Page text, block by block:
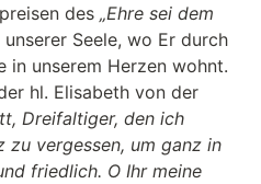
des „Ehre sei dem
Seele, wo Er durch
in unserem Herzen wohnt.
hl. Elisabeth von der
Dreifaltiger, den ich
zu vergessen, um ganz in
friedlich. O Ihr meine